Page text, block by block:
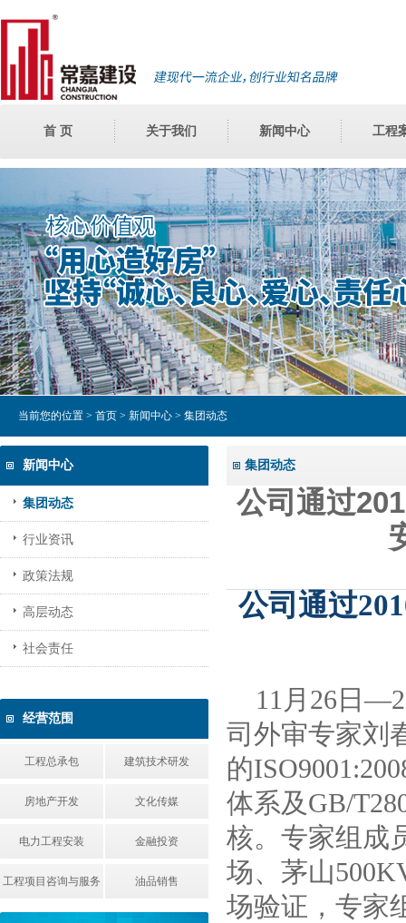
首 页 关于我们 新闻中心 工程
当前您的位置 > 首页 > 新闻中心 > 集团动态
新闻中心
集团动态
行业资讯
政策法规
高层动态
社会责任
经营范围
工程总承包 建筑技术研发
房地产开发 文化传媒
电力工程安装 金融投资
工程项目咨询与服务 油品销售
集团动态
公司通过
公司通过
11 月26日
司外审专家刘
的
体系及GB/
核。专家组成
场、茅山
场验证，专家